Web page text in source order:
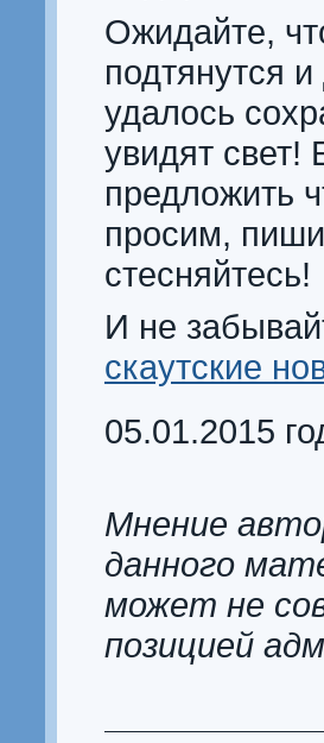
Ожидайте,
подтянутся
удалось
увидят свет!
предложить
просим,
стесняйтесь!
И не
скаутские
05.01.2015
Мнение
данного
может не
позицией